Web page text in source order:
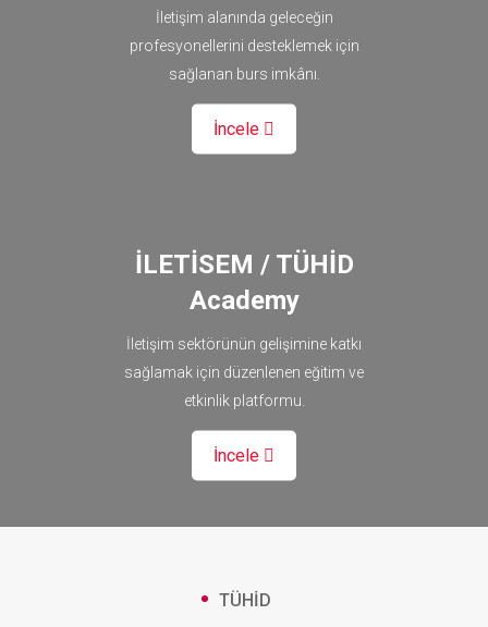
İletişim alanında geleceğin
profesyonellerini desteklemek için
sağlanan burs imkânı.
İncele
İLETİSEM / TÜHİD
Academy
İletişim sektörünün gelişimine katkı
sağlamak için düzenlenen eğitim ve
etkinlik platformu.
İncele
TÜHİD